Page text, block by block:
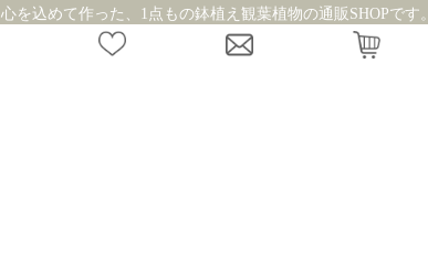
心を込めて作った、1点もの鉢植え観葉植物の通販SHOPです。